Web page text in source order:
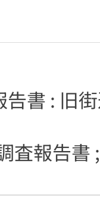
書 : 旧
査報告書